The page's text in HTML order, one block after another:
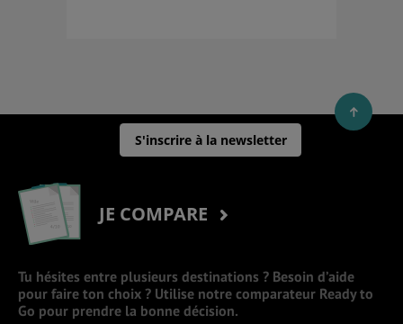
S'inscrire à la newsletter
JE COMPARE
Tu hésites entre plusieurs destinations ? Besoin d’aide
pour faire ton choix ? Utilise notre comparateur Ready to
Go pour prendre la bonne décision.